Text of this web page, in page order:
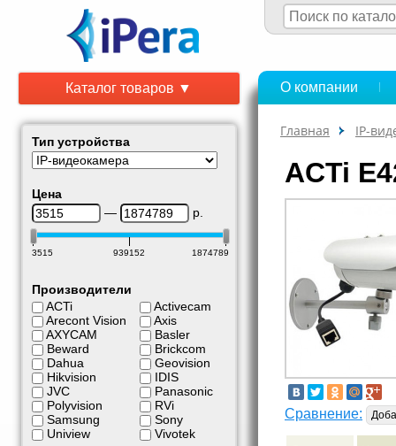
Каталог товаров ▼
Тип устройства
Цена
—
р.
3515 939152 1874789
Производители
ACTi
Arecont Vision
AXYCAM
Beward
Dahua
Hikvision
JVC
Polyvision
Samsung
Uniview
Activecam
Axis
Basler
Brickcom
Geovision
IDIS
Panasonic
RVi
Sony
Vivotek
О компании
Главная IP-
ACTi
Сравнение: